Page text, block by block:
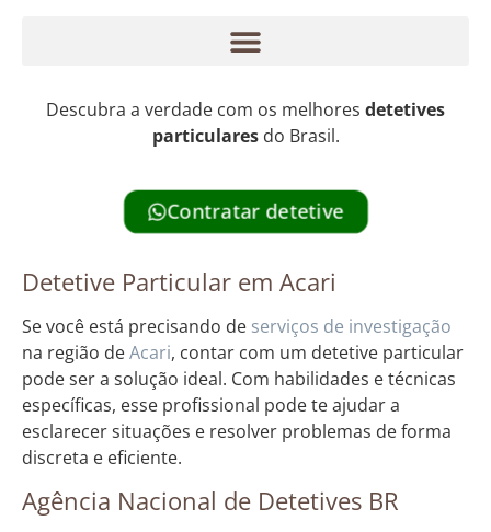
Descubra a verdade com os melhores detetives
particularesdo Brasil.
Contratar detetive
Detetive Particular em Acari
Se você está precisando de serviços de investigação
na região deAcari, contar com um detetive particular
pode ser a solução ideal. Com habilidades e técnicas
específicas, esse profissional pode te ajudar a
esclarecer situações e resolver problemas de forma
discreta e eficiente.
Agência Nacional de Detetives BR